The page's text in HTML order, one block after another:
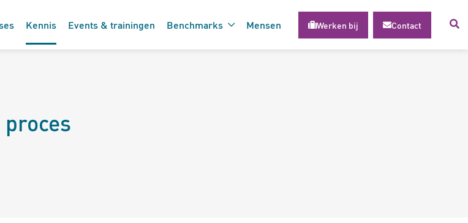
Kennis Events & trainingen Benchmarks Mensen Werken bij Contact